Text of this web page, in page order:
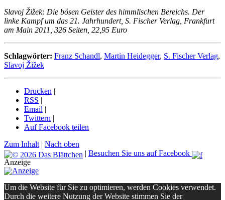
Slavoj Žižek: Die bösen Geister des himmlischen Bereichs. Der
linke Kampf um das 21. Jahrhundert, S. Fischer Verlag, Frankfurt
am Main 2011, 326 Seiten, 22,95 Euro
Schlagwörter: Franz Schandl, Martin Heidegger, S. Fischer Verlag,
Slavoj Žižek
Drucken |
RSS |
Email |
Twittern |
Auf Facebook teilen
Zum Inhalt | Nach oben
| Besuchen Sie uns auf Facebook
Anzeige
Um die Website für Sie zu optimieren, werden Cookies verwendet.
Durch die weitere Nutzung der Website stimmen Sie der